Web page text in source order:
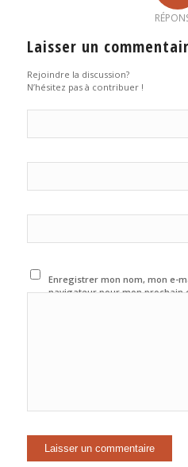
Laisser un
Rejoindre la discussion?
N’hésitez pas à contribuer !
Enregistrer mon nom, mon e-
navigateur pour mon prochain